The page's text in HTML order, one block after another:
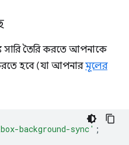
সারি তৈরি করতে আপনাকে
হবে (যা আপনারমূলের
background-sync' ;